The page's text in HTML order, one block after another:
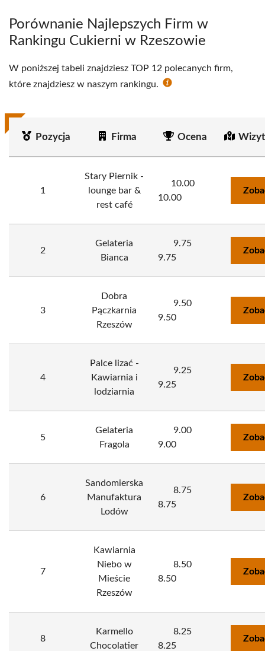
Porównanie Najlepszych Firm w
Rankingu Cukierni w Rzeszowie
W poniższej tabeli znajdziesz TOP 12 polecanych firm,
które znajdziesz w naszym rankingu.
Pozycja Firma Ocena
1
Stary Piernik -
lounge bar &
rest café
10.00
10.00
2
Gelateria
Bianca
9.75
9.75
3
Dobra
Pączkarnia
Rzeszów
9.50
9.50
4
Palce lizać -
Kawiarnia i
lodziarnia
9.25
9.25
5
Gelateria
Fragola
9.00
9.00
6
Sandomierska
Manufaktura
Lodów
8.75
8.75
7
Kawiarnia
Niebo w
Mieście
Rzeszów
8.50
8.50
8
Karmello
Chocolatier
8.25
8.25